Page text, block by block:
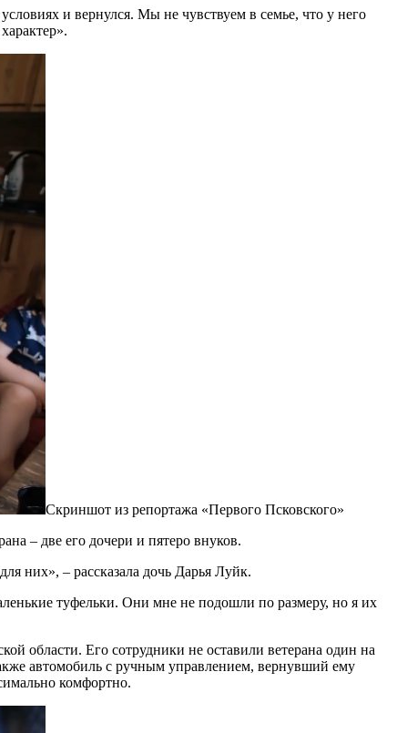
и вернулся. Мы не чувствуем в семье, что у него
Скриншот из репортажа «Первого Псковского»
– две его дочери и пятеро внуков.
них», – рассказала дочь Дарья Луйк.
туфельки. Они мне не подошли по размеру, но я их
области. Его сотрудники не оставили ветерана один на
автомобиль с ручным управлением, вернувший ему
комфортно.